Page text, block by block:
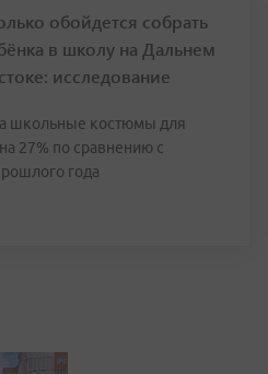
обойдется собрать
в школу на Дальнем
исследование
школьные костюмы для
27% по сравнению с
года